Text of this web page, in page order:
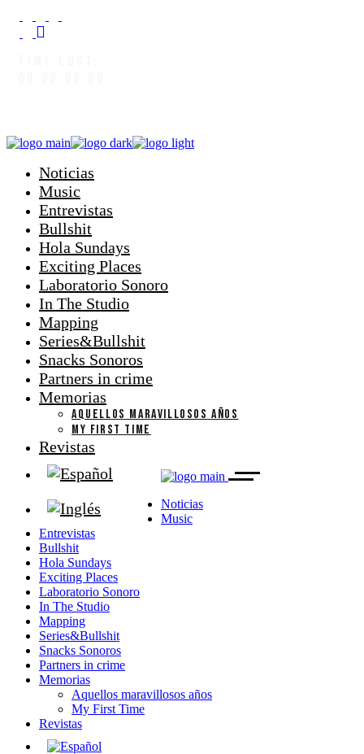
Noticias
Music
Entrevistas
Bullshit
Hola Sundays
Exciting Places
Laboratorio Sonoro
In The Studio
Mapping
Series&Bullshit
Snacks Sonoros
Partners in crime
Memorias
AQUELLOS MARAVILLOSOS AÑOS
MY FIRST TIME
Revistas
Noticias
Music
Entrevistas
Bullshit
Hola Sundays
Exciting Places
Laboratorio Sonoro
In The Studio
Mapping
Series&Bullshit
Snacks Sonoros
Partners in crime
Memorias
Aquellos maravillosos años
My First Time
Revistas